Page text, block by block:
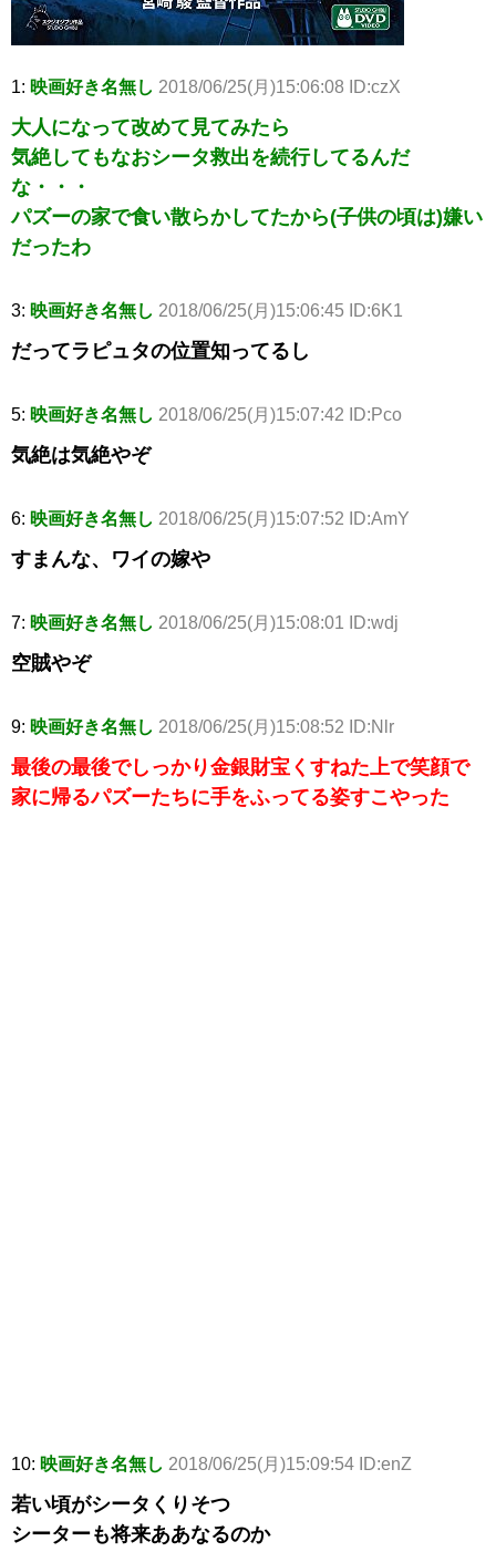
1: 映画好き名無し 2018/06/25(月)15:06:08 ID:czX
大人になって改めて見てみたら
気絶してもなおシータ救出を続行してるんだ
な・・・
パズーの家で食い散らかしてたから(子供の頃は)嫌い
だったわ
3: 映画好き名無し 2018/06/25(月)15:06:45 ID:6K1
だってラピュタの位置知ってるし
5: 映画好き名無し 2018/06/25(月)15:07:42 ID:Pco
気絶は気絶やぞ
6: 映画好き名無し 2018/06/25(月)15:07:52 ID:AmY
すまんな、ワイの嫁や
7: 映画好き名無し 2018/06/25(月)15:08:01 ID:wdj
空賊やぞ
9: 映画好き名無し 2018/06/25(月)15:08:52 ID:Nlr
最後の最後でしっかり金銀財宝くすねた上で笑顔で
家に帰るパズーたちに手をふってる姿すこやった
10: 映画好き名無し 2018/06/25(月)15:09:54 ID:enZ
若い頃がシータくりそつ
シーターも将来ああなるのか